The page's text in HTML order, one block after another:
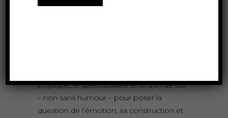
physique, le spectaculaire et le don de soi
– non sans humour – pour poser la
question de l’émotion, sa construction et